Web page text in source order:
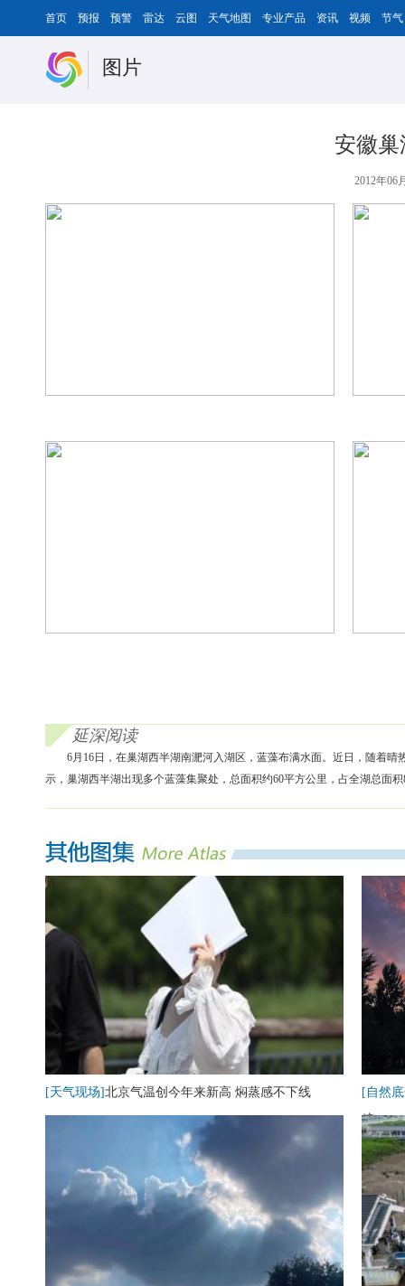
首页 预报 预警 雷达 云图 天气地图 专业产品 资讯 视频 节气
图片
安徽
2012年06
延深阅读
6月16日，在巢湖西半湖南淝河入湖区，蓝藻布满水面。近日，随着
示，巢湖西半湖出现多个蓝藻集聚处，总面积约60平方公里，占全湖总面
[天气现场]北京气温创今年来新高 焖蒸感不下线
[自然
糖